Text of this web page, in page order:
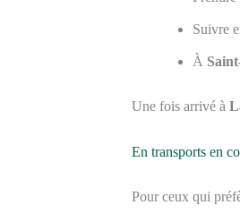
Suivre
À
Une fois arrivé à
En transports en
Pour ceux qui